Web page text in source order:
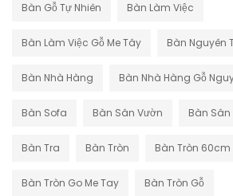
Bàn Gỗ Tự Nhiên Bàn Làm Việc
Bàn Làm Việc Gỗ Me Tây Bàn Nguyên
Bàn Nhà Hàng Bàn Nhà Hàng Gỗ
Bàn Sofa Bàn Sân Vườn Bàn Sân
Bàn Tra Bàn Tròn Bàn Tròn 60cm
Bàn Tròn Go Me Tay Bàn Tròn Gỗ